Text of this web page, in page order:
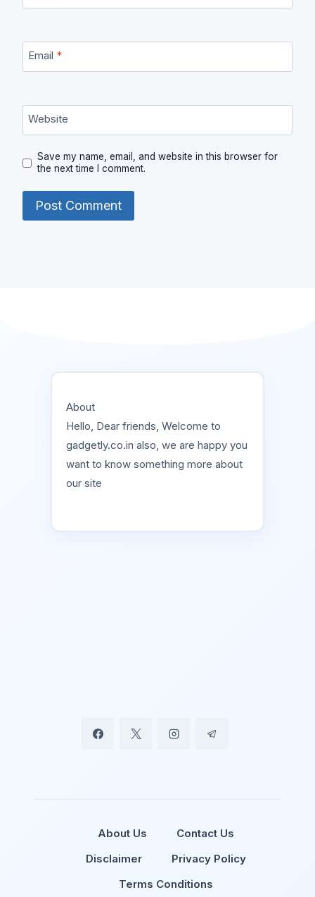
Email *
Website
Save my name, email, and website in this browser for
the next time I comment.
About
Hello, Dear friends, Welcome to
gadgetly.co.in also, we are happy you
want to know something more about
our site
About Us
Contact Us
Disclaimer
Privacy Policy
Terms Conditions